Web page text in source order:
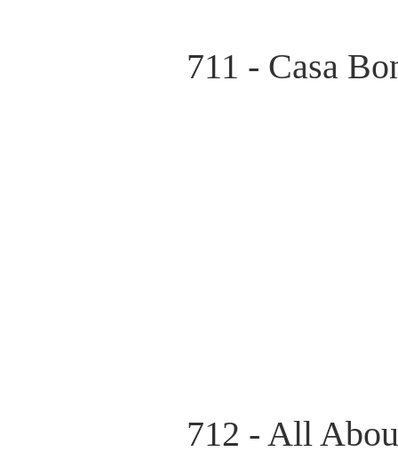
711 - Casa
712 - All